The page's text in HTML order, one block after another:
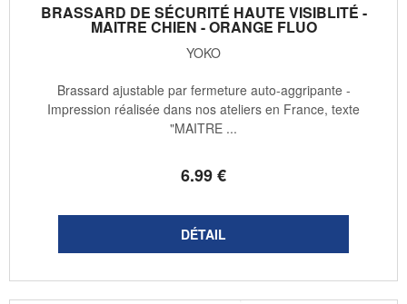
BRASSARD DE SÉCURITÉ HAUTE VISIBLITÉ -
MAITRE CHIEN - ORANGE FLUO
YOKO
6.99€
Brassard ajustable par fermeture auto-aggripante -
Impression réalisée dans nos ateliers en France, texte
"MAITRE ...